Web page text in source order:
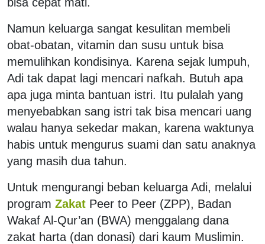
Namun keluarga sangat kesulitan membeli
obat-obatan, vitamin dan susu untuk bisa
memulihkan kondisinya. Karena sejak lumpuh,
Adi tak dapat lagi mencari nafkah. Butuh apa
apa juga minta bantuan istri. Itu pulalah yang
menyebabkan sang istri tak bisa mencari uang
walau hanya sekedar makan, karena waktunya
habis untuk mengurus suami dan satu anaknya
yang masih dua tahun.
Untuk mengurangi beban keluarga Adi, melalui
program Zakat Peer to Peer (ZPP), Badan
Wakaf Al-Qur’an (BWA) menggalang dana
zakat harta (dan donasi) dari kaum Muslimin.